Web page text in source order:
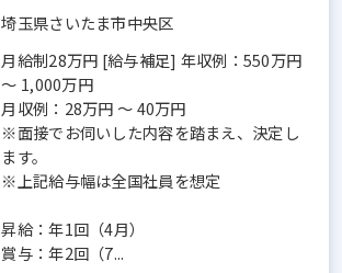
埼玉県さいたま市中央区
月給制28万円 [給与補足] 年収例：550万円
～ 1,000万円
月収例：28万円 ～ 40万円
※面接でお伺いした内容を踏まえ、決定し
ます。
※上記給与幅は全国社員を想定
昇給：年1回（4月）
賞与：年2回（7...